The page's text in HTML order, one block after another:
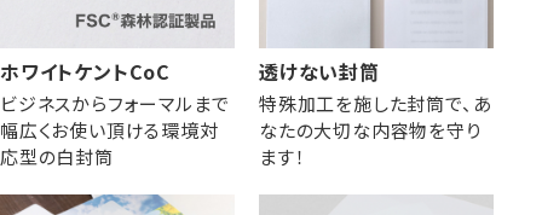
ホワイトケントCoC
ビジネスからフォーマルまで
幅広くお使い頂ける環境対
応型の白封筒
透けない封筒
特殊加工を施した封筒で、あ
なたの大切な内容物を守り
ます！